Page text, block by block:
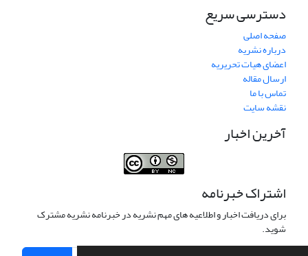
دسترسی سریع
صفحه اصلی
درباره نشریه
اعضای هیات تحریریه
ارسال مقاله
تماس با ما
نقشه سایت
آخرین اخبار
اشتراک خبرنامه
برای دریافت اخبار و اطلاعیه های مهم نشریه در خبرنامه نشریه مشترک
شوید.